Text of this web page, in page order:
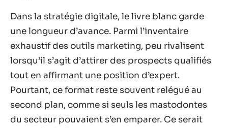
Dans la stratégie digitale, le livre blanc garde
une longueur d’avance. Parmi l’inventaire
exhaustif des outils marketing, peu rivalisent
lorsqu’il s’agit d’attirer des prospects qualifiés
tout en affirmant une position d’expert.
Pourtant, ce format reste souvent relégué au
second plan, comme si seuls les mastodontes
du secteur pouvaient s’en emparer. Ce serait